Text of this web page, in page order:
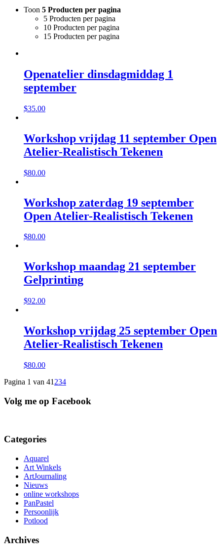
Toon 5 Producten per pagina
5 Producten per pagina
10 Producten per pagina
15 Producten per pagina
Openatelier dinsdagmiddag 1
september
$35.00
Workshop vrijdag 11 september Open
Atelier-Realistisch Tekenen
$80.00
Workshop zaterdag 19 september
Open Atelier-Realistisch Tekenen
$80.00
Workshop maandag 21 september
Gelprinting
$92.00
Workshop vrijdag 25 september Open
Atelier-Realistisch Tekenen
$80.00
Pagina 1 van 41 234
Volg me op Facebook
Categories
Aquarel
Art Winkels
ArtJournaling
Nieuws
online workshops
PanPastel
Persoonlijk
Potlood
Archives